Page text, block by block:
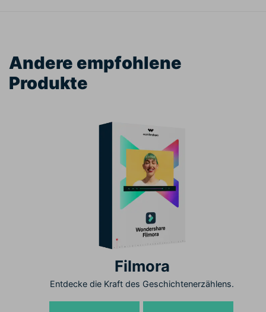
Andere empfohlene
Produkte
Filmora
Entdecke die Kraft des Geschichtenerzählens.